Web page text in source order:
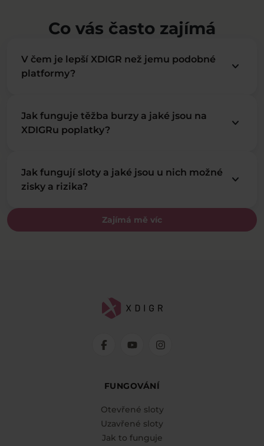
Co vás často zajímá
Zajímá mě víc
V čem je lepší XDIGR než jemu podobné
platformy?
keyboard_arrow_down
Jak funguje těžba burzy a jaké jsou na
XDIGRu poplatky?
keyboard_arrow_down
Jak fungují sloty a jaké jsou u nich možné
zisky a rizika?
keyboard_arrow_down
FUNGOVÁNÍ
Otevřené sloty
Uzavřené sloty
Jak to funguje